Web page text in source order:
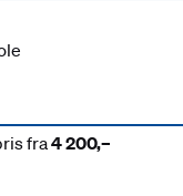
fra4 200,–